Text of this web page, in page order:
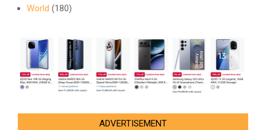
World (180)
ADVERTISEMENT